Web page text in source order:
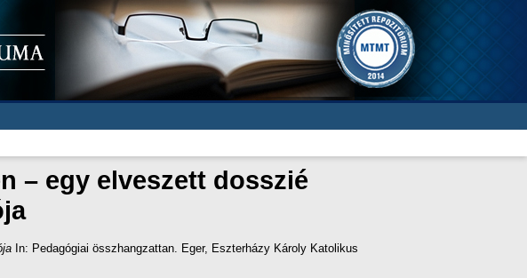
– egy elveszett dosszié
In: Pedagógiai összhangzattan. Eger, Eszterházy Károly Katolikus